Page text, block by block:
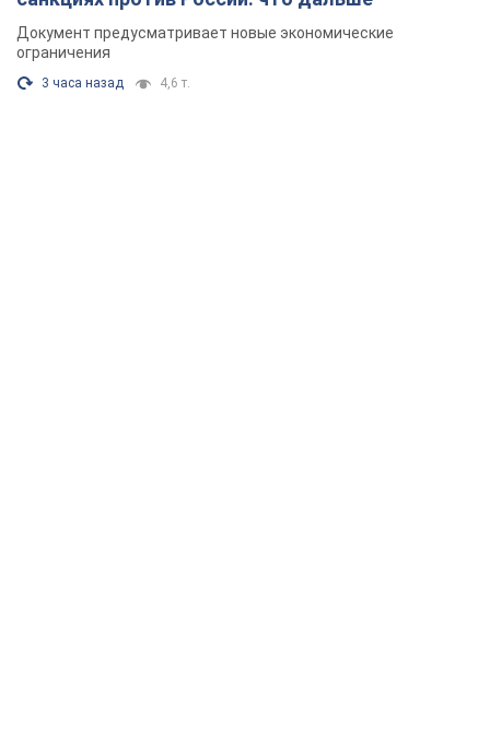
Документ предусматривает новые экономические
ограничения
3 часа назад 4,6 т.